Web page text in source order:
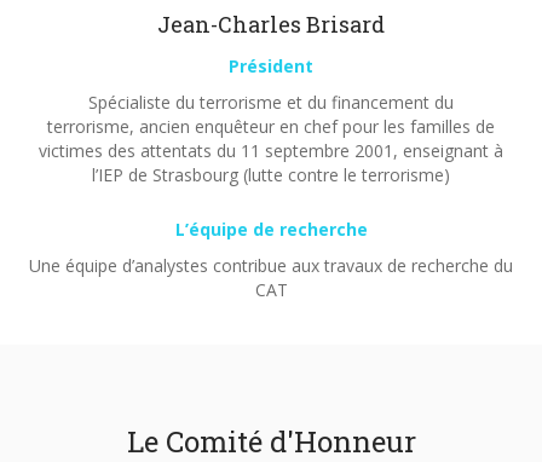
Jean-Charles Brisard
Président
Spécialiste du terrorisme et du financement du
terrorisme, ancien enquêteur en chef pour les familles de
victimes des attentats du 11 septembre 2001, enseignant à
l’IEP de Strasbourg (lutte contre le terrorisme)
L’équipe de recherche
Une équipe d’analystes contribue aux travaux de recherche du
CAT
Le Comité d'Honneur